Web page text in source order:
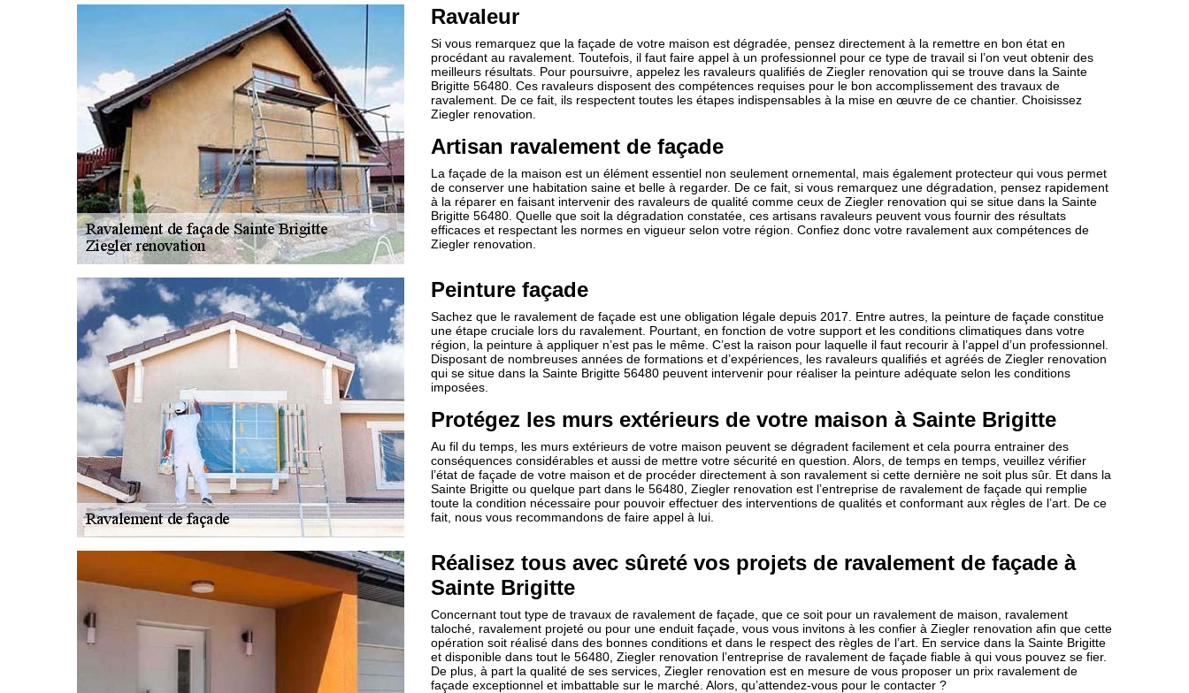
Ravaleur
Si vous remarquez que la façade de votre maison est dégradée, pensez directement à la remettre en bon état en
procédant au ravalement. Toutefois, il faut faire appel à un professionnel pour ce type de travail si l’on veut obtenir des
meilleurs résultats. Pour poursuivre, appelez les ravaleurs qualifiés de Ziegler renovation qui se trouve dans la Sainte
Brigitte 56480. Ces ravaleurs disposent des compétences requises pour le bon accomplissement des travaux de
ravalement. De ce fait, ils respectent toutes les étapes indispensables à la mise en œuvre de ce chantier. Choisissez
Ziegler renovation.
Artisan ravalement de façade
La façade de la maison est un élément essentiel non seulement ornemental, mais également protecteur qui vous permet
de conserver une habitation saine et belle à regarder. De ce fait, si vous remarquez une dégradation, pensez rapidement
à la réparer en faisant intervenir des ravaleurs de qualité comme ceux de Ziegler renovation qui se situe dans la Sainte
Brigitte 56480. Quelle que soit la dégradation constatée, ces artisans ravaleurs peuvent vous fournir des résultats
efficaces et respectant les normes en vigueur selon votre région. Confiez donc votre ravalement aux compétences de
Ziegler renovation.
Peinture façade
Sachez que le ravalement de façade est une obligation légale depuis 2017. Entre autres, la peinture de façade constitue
une étape cruciale lors du ravalement. Pourtant, en fonction de votre support et les conditions climatiques dans votre
région, la peinture à appliquer n’est pas le même. C’est la raison pour laquelle il faut recourir à l’appel d’un professionnel.
Disposant de nombreuses années de formations et d’expériences, les ravaleurs qualifiés et agréés de Ziegler renovation
qui se situe dans la Sainte Brigitte 56480 peuvent intervenir pour réaliser la peinture adéquate selon les conditions
imposées.
Protégez les murs extérieurs de votre maison à Sainte Brigitte
Au fil du temps, les murs extérieurs de votre maison peuvent se dégradent facilement et cela pourra entrainer des
conséquences considérables et aussi de mettre votre sécurité en question. Alors, de temps en temps, veuillez vérifier
l’état de façade de votre maison et de procéder directement à son ravalement si cette dernière ne soit plus sûr. Et dans la
Sainte Brigitte ou quelque part dans le 56480, Ziegler renovation est l’entreprise de ravalement de façade qui remplie
toute la condition nécessaire pour pouvoir effectuer des interventions de qualités et conformant aux règles de l’art. De ce
fait, nous vous recommandons de faire appel à lui.
Réalisez tous avec sûreté vos projets de ravalement de façade à
Sainte Brigitte
Concernant tout type de travaux de ravalement de façade, que ce soit pour un ravalement de maison, ravalement
taloché, ravalement projeté ou pour une enduit façade, vous vous invitons à les confier à Ziegler renovation afin que cette
opération soit réalisé dans des bonnes conditions et dans le respect des règles de l’art. En service dans la Sainte Brigitte
et disponible dans tout le 56480, Ziegler renovation l’entreprise de ravalement de façade fiable à qui vous pouvez se fier.
De plus, à part la qualité de ses services, Ziegler renovation est en mesure de vous proposer un prix ravalement de
façade exceptionnel et imbattable sur le marché. Alors, qu’attendez-vous pour le contacter ?